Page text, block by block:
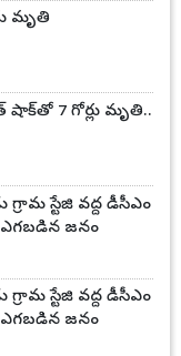
మృతి
7 గోర్లు మృతి..
స్టేజి వద్ద డీసీఎం
ఎగబడిన జనం
స్టేజి వద్ద డీసీఎం
ఎగబడిన జనం